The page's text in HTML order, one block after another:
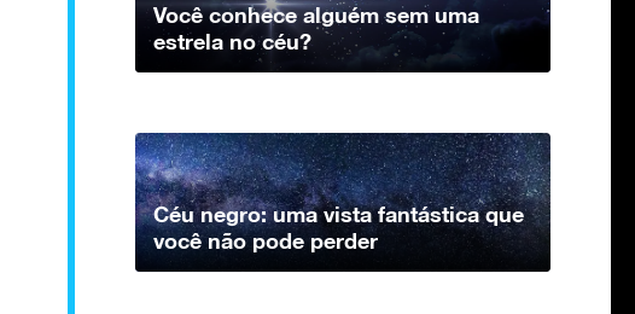
Você conhece alguém sem uma
estrela no céu?
Céu negro: uma vista fantástica que
você não pode perder